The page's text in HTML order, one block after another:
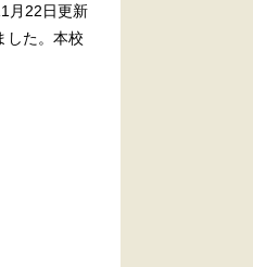
月22日更新
した。本校